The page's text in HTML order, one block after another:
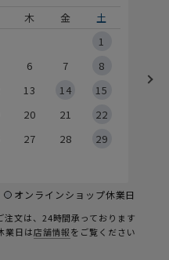
木 金
土
1
6 7
8
13 14
15
20 21
22
27 28
29
オンラインショップ休業日
文は、24時間承っております
業日は店舗情報をご覧ください